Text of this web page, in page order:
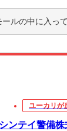
て通いやすいです。可
ユーカリが
シンテイ警備